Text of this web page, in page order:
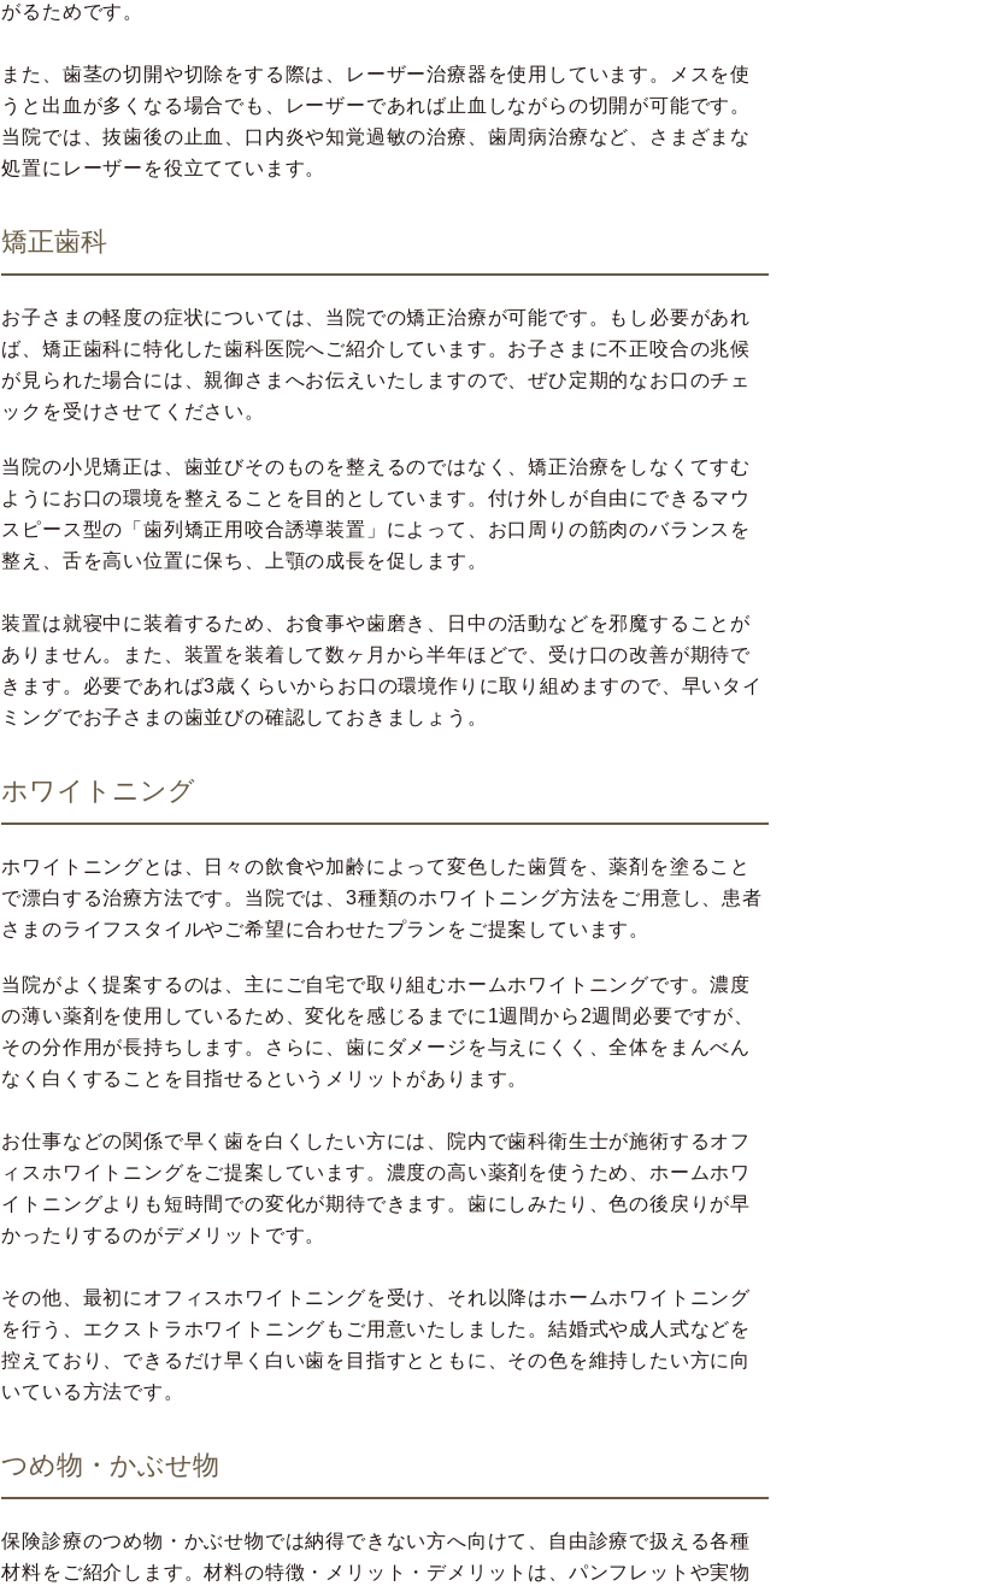
がるためです。
また、歯茎の切開や切除をする際は、レーザー治療器を使用しています。メスを使
うと出血が多くなる場合でも、レーザーであれば止血しながらの切開が可能です。
当院では、抜歯後の止血、口内炎や知覚過敏の治療、歯周病治療など、さまざまな
処置にレーザーを役立てています。
矯正歯科
お子さまの軽度の症状については、当院での矯正治療が可能です。もし必要があれ
ば、矯正歯科に特化した歯科医院へご紹介しています。お子さまに不正咬合の兆候
が見られた場合には、親御さまへお伝えいたしますので、ぜひ定期的なお口のチェ
ックを受けさせてください。
当院の小児矯正は、歯並びそのものを整えるのではなく、矯正治療をしなくてすむ
ようにお口の環境を整えることを目的としています。付け外しが自由にできるマウ
スピース型の「歯列矯正用咬合誘導装置」によって、お口周りの筋肉のバランスを
整え、舌を高い位置に保ち、上顎の成長を促します。
装置は就寝中に装着するため、お食事や歯磨き、日中の活動などを邪魔することが
ありません。また、装置を装着して数ヶ月から半年ほどで、受け口の改善が期待で
きます。必要であれば3歳くらいからお口の環境作りに取り組めますので、早いタイ
ミングでお子さまの歯並びの確認しておきましょう。
ホワイトニング
ホワイトニングとは、日々の飲食や加齢によって変色した歯質を、薬剤を塗ること
で漂白する治療方法です。当院では、3種類のホワイトニング方法をご用意し、患者
さまのライフスタイルやご希望に合わせたプランをご提案しています。
当院がよく提案するのは、主にご自宅で取り組むホームホワイトニングです。濃度
の薄い薬剤を使用しているため、変化を感じるまでに1週間から2週間必要ですが、
その分作用が長持ちします。さらに、歯にダメージを与えにくく、全体をまんべん
なく白くすることを目指せるというメリットがあります。
お仕事などの関係で早く歯を白くしたい方には、院内で歯科衛生士が施術するオフ
ィスホワイトニングをご提案しています。濃度の高い薬剤を使うため、ホームホワ
イトニングよりも短時間での変化が期待できます。歯にしみたり、色の後戻りが早
かったりするのがデメリットです。
その他、最初にオフィスホワイトニングを受け、それ以降はホームホワイトニング
を行う、エクストラホワイトニングもご用意いたしました。結婚式や成人式などを
控えており、できるだけ早く白い歯を目指すとともに、その色を維持したい方に向
いている方法です。
つめ物・かぶせ物
保険診療のつめ物・かぶせ物では納得できない方へ向けて、自由診療で扱える各種
材料をご紹介します。材料の特徴・メリット・デメリットは、パンフレットや実物